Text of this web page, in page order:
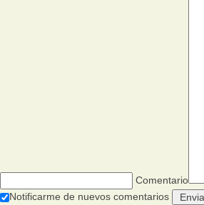
Comentario
Notificarme de nuevos comentarios